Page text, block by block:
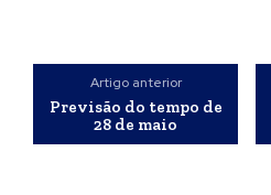
Artigo anterior
Previsão do tempo de
28 de maio